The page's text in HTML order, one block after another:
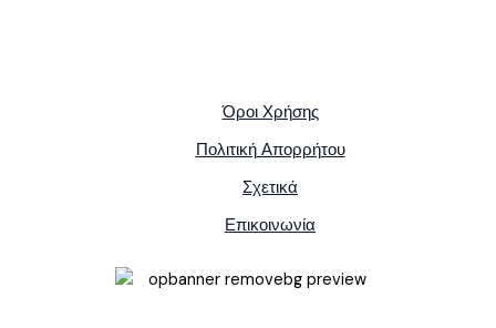
Όροι Χρήσης
Πολιτική Απορρήτου
Σχετικά
Επικοινωνία